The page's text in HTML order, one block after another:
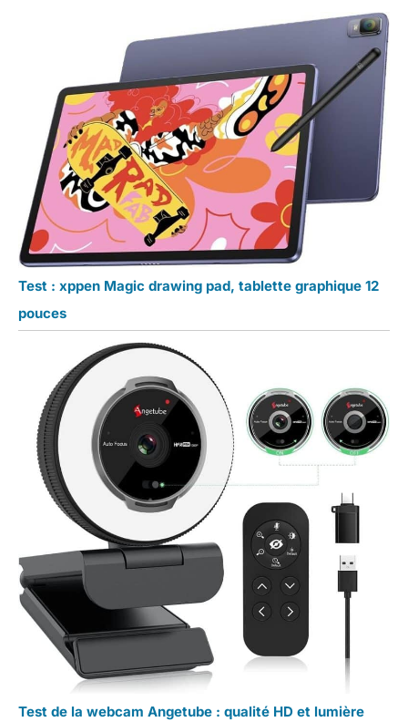
Test : xppen Magic drawing pad, tablette graphique 12
pouces
Test de la webcam Angetube : qualité HD et lumière